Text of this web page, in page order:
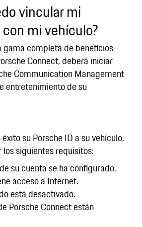
vincular mi
mi vehículo?
gama completa de beneficios
Connect, deberá iniciar
Communication Management
entretenimiento de su
su Porsche ID a su vehículo,
siguientes requisitos:
de su cuenta se ha configurado.
acceso a Internet.
está desactivado.
Porsche Connect están